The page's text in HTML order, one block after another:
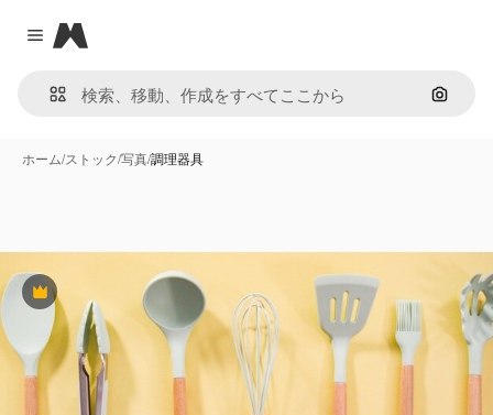
Close menu
Magnific
画像で
ホーム/ストック/写真/調理器具
Premium